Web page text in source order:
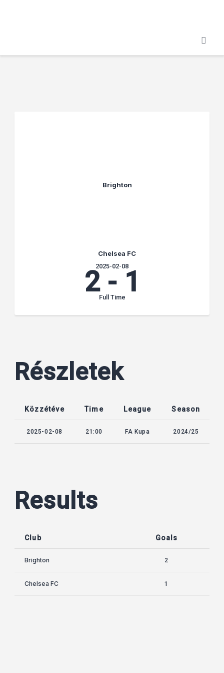
Brighton
Chelsea FC
2025-02-08
2- 1
Full Time
Részletek
Közzétéve Time League Season
2025-02-08 21:00 FA Kupa 2024/25
Results
Club Goals
Brighton 2
Chelsea FC 1